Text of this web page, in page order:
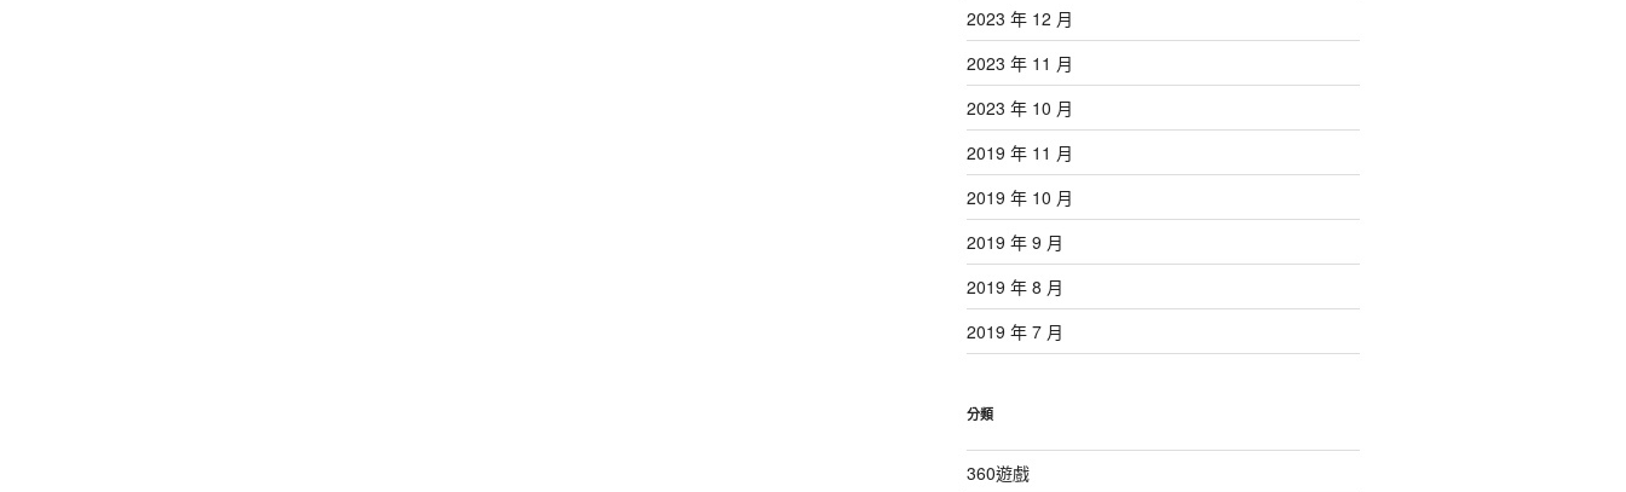
2023 年 12 月
2023 年 11 月
2023 年 10 月
2019 年 11 月
2019 年 10 月
2019 年 9 月
2019 年 8 月
2019 年 7 月
分類
360遊戲